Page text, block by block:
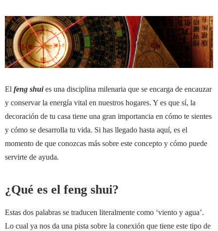
El feng shui es una disciplina milenaria que se encarga de encauzar
y conservar la energía vital en nuestros hogares. Y es que sí, la
decoración de tu casa tiene una gran importancia en cómo te sientes
y cómo se desarrolla tu vida. Si has llegado hasta aquí, es el
momento de que conozcas más sobre este concepto y cómo puede
servirte de ayuda.
¿Qué es el feng shui?
Estas dos palabras se traducen literalmente como ‘viento y agua’.
Lo cual ya nos da una pista sobre la conexión que tiene este tipo de